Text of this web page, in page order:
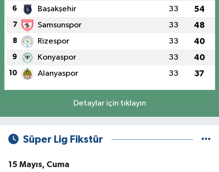
6 Başakşehir 33 54
7 Samsunspor 33 48
8 Rizespor 33 40
9 Konyaspor 33 40
10 Alanyaspor 33 37
Detaylar için tıklayın
Süper Lig Fikstür
15 Mayıs, Cuma